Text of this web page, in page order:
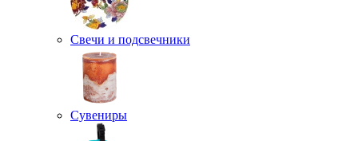
Свечи и подсвечники
Сувениры